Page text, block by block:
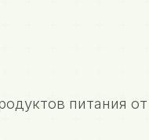
питания